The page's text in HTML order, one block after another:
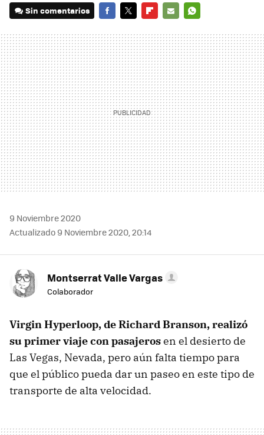
Sin comentarios
MAIL
9 Noviembre 2020
Actualizado 9 Noviembre 2020, 20:14
Montserrat Valle Vargas
Colaborador
Virgin Hyperloop, de Richard Branson, realizó
su primer viaje con pasajerosen el desierto de
Las Vegas, Nevada, pero aún falta tiempo para
que el público pueda dar un paseo en este tipo de
transporte de alta velocidad.